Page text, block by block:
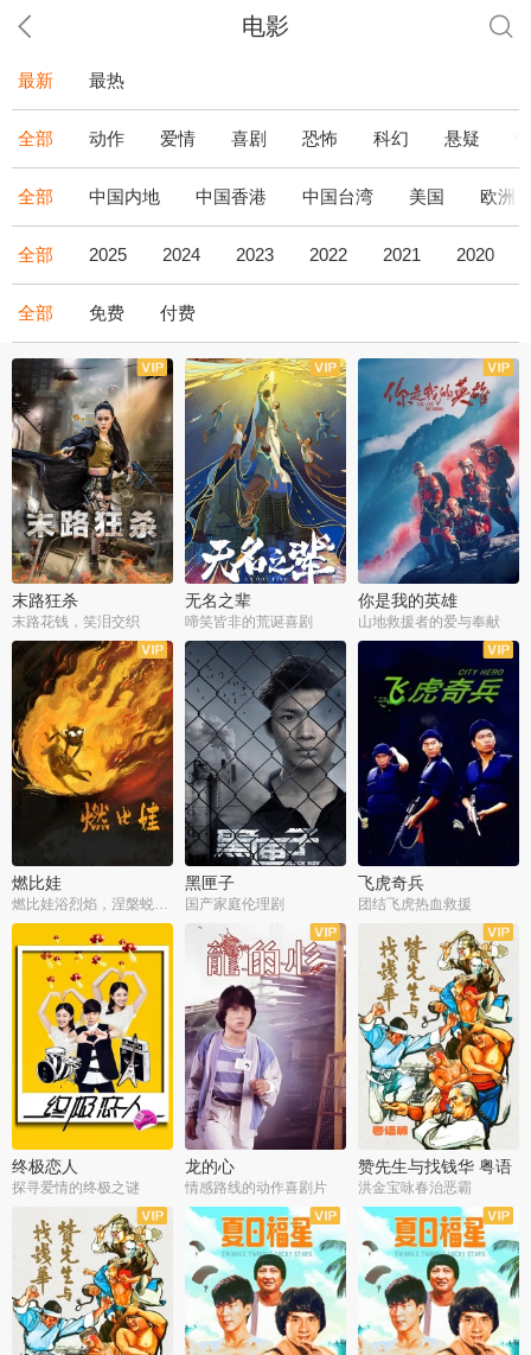
电影
最新 最热
全部 动作 爱情 喜剧 恐怖 科幻 悬疑
全部 中国内地 中国香港 中国台湾 美国 欧洲
全部 2025 2024 2023 2022 2021 2020
全部 免费 付费
末路狂杀
末路花钱，笑泪交织
无名之辈
啼笑皆非的荒诞喜剧
你是我的英雄
山地救援者的爱与奉献
燃比娃
燃比娃浴烈焰，涅槃蜕变成人
黑匣子
国产家庭伦理剧
飞虎奇兵
团结飞虎热血救援
终极恋人
探寻爱情的终极之谜
龙的心
情感路线的动作喜剧片
赞先生与找钱华 粤语
版
洪金宝咏春治恶霸